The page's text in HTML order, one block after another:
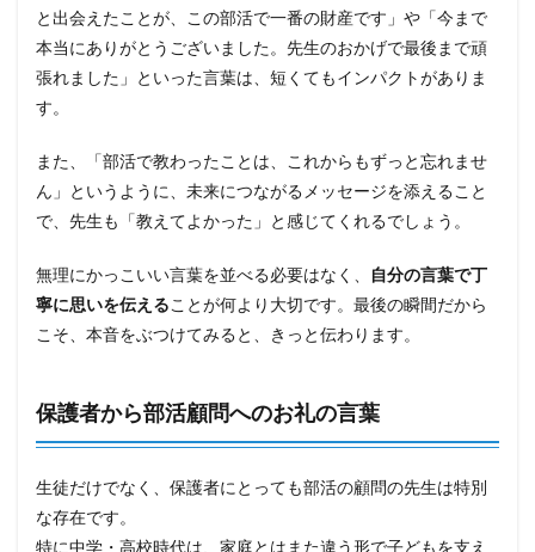
と出会えたことが、この部活で一番の財産です」や「今まで
本当にありがとうございました。先生のおかげで最後まで頑
張れました」といった言葉は、短くてもインパクトがありま
す。
また、「部活で教わったことは、これからもずっと忘れませ
ん」というように、未来につながるメッセージを添えること
で、先生も「教えてよかった」と感じてくれるでしょう。
無理にかっこいい言葉を並べる必要はなく、
自分の言葉で丁
寧に思いを伝えることが何より大切です。最後の瞬間だから
こそ、本音をぶつけてみると、きっと伝わります。
保護者から部活顧問へのお礼の言葉
生徒だけでなく、保護者にとっても部活の顧問の先生は特別
な存在です。
特に中学・高校時代は、家庭とはまた違う形で子どもを支え